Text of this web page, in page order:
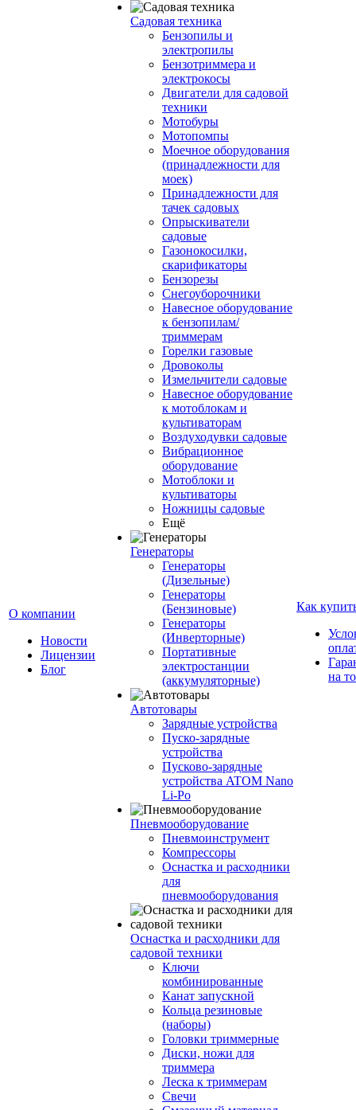
О компании
Новости
Лицензии
Блог
Садовая техника
Бензопилы и
электропилы
Бензотриммера и
электрокосы
Двигатели для садовой
техники
Мотобуры
Мотопомпы
Моечное оборудования
(принадлежности для
моек)
Принадлежности для
тачек садовых
Опрыскиватели
садовые
Газонокосилки,
скарификаторы
Бензорезы
Снегоуборочники
Навесное оборудование
к бензопилам/
триммерам
Горелки газовые
Дровоколы
Измельчители садовые
Навесное оборудование
к мотоблокам и
культиваторам
Воздуходувки садовые
Вибрационное
оборудование
Мотоблоки и
культиваторы
Ножницы садовые
Ещё
Генераторы
Генераторы
(Дизельные)
Генераторы
(Бензиновые)
Генераторы
(Инверторные)
Портативные
электростанции
(аккумуляторные)
Автотовары
Зарядные устройства
Пуско-зарядные
устройства
Пусково-зарядные
устройства ATOM Nano
Li-Po
Пневмооборудование
Пневмоинструмент
Компрессоры
Оснастка и расходники
для
пневмооборудования
Оснастка и расходники для
садовой техники
Ключи
комбинированные
Канат запускной
Кольца резиновые
(наборы)
Головки триммерные
Диски, ножи для
триммера
Леска к триммерам
Свечи
Как
на